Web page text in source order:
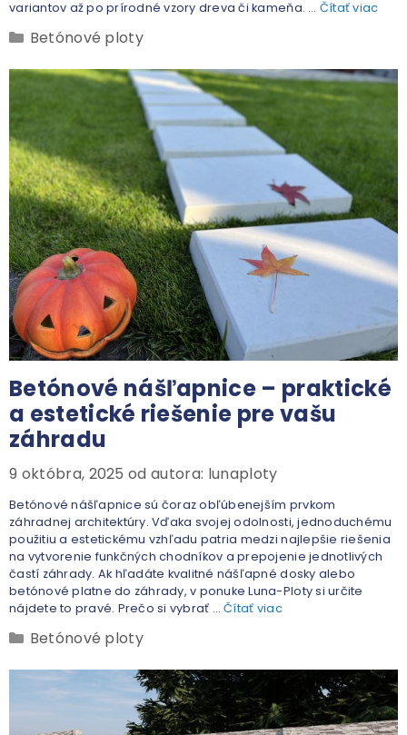
variantov až po prírodné vzory dreva či kameňa. … Čítať viac
Betónové ploty
Betónové nášľapnice – praktické
a estetické riešenie pre vašu
záhradu
9 októbra, 2025 od autora: lunaploty
Betónové nášľapnice sú čoraz obľúbenejším prvkom
záhradnej architektúry. Vďaka svojej odolnosti, jednoduchému
použitiu a estetickému vzhľadu patria medzi najlepšie riešenia
na vytvorenie funkčných chodníkov a prepojenie jednotlivých
častí záhrady. Ak hľadáte kvalitné nášľapné dosky alebo
betónové platne do záhrady, v ponuke Luna-Ploty si určite
nájdete to pravé. Prečo si vybrať …Čítať viac
Betónové ploty